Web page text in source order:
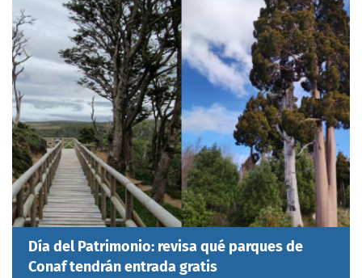
Día del Patrimonio: revisa qué parques de
Conaf tendrán entrada gratis